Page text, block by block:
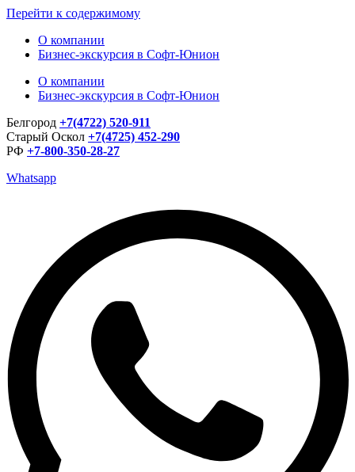
Перейти к содержимому
О компании
Бизнес-экскурсия в Софт-Юнион
О компании
Бизнес-экскурсия в Софт-Юнион
Белгород +7(4722) 520-911
Старый Оскол +7(4725) 452-290
РФ +7-800-350-28-27
Whatsapp